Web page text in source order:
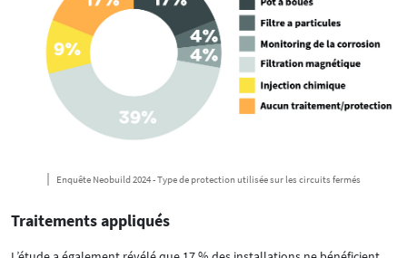
Enquête Neobuild 2024 - Type de protection utilisée sur les circuits fermés
Traitements appliqués